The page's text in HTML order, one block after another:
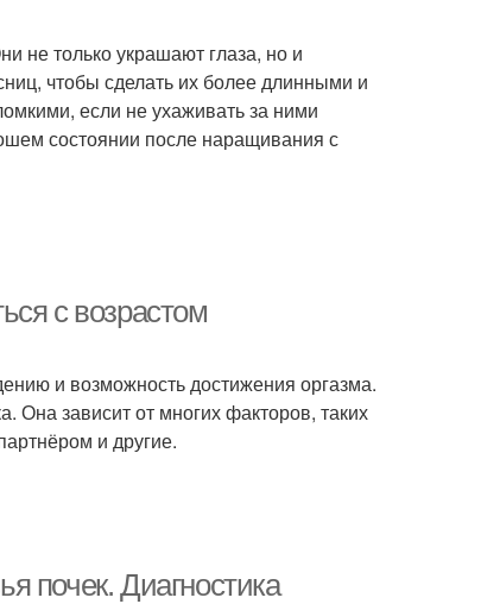
не только украшают глаза, но и
чтобы сделать их более длинными и
если не ухаживать за ними
состоянии после наращивания с
с возрастом
и возможность достижения оргазма.
Она зависит от многих факторов, таких
и другие.
почек. Диагностика